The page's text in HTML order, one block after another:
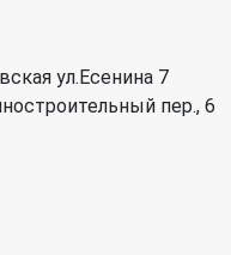
ул.Есенина 7
пер., 6